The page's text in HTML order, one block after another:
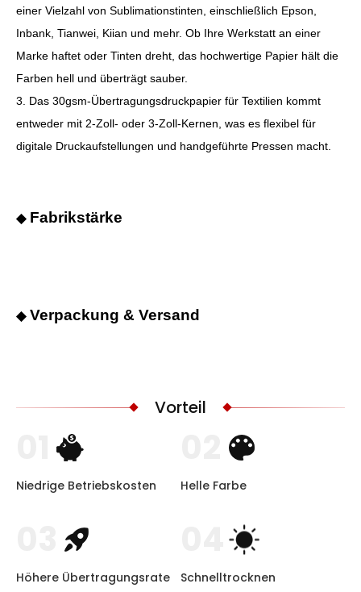
einer Vielzahl von Sublimationstinten, einschließlich Epson,
Inbank, Tianwei, Kiian und mehr. Ob Ihre Werkstatt an einer
Marke haftet oder Tinten dreht, das hochwertige Papier hält die
Farben hell und überträgt sauber.
3. Das 30gsm-Übertragungsdruckpapier für Textilien kommt
entweder mit 2-Zoll- oder 3-Zoll-Kernen, was es flexibel für
digitale Druckaufstellungen und handgeführte Pressen macht.
◆Fabrikstärke
◆Verpackung & Versand
Vorteil
Niedrige Betriebskosten Helle Farbe
Höhere Übertragungsrate Schnelltrocknen